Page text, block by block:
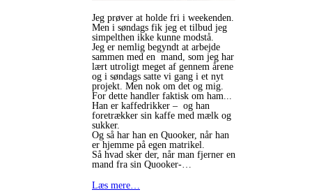
Jeg prøver at holde fri i weekenden.
Men i søndags fik jeg et tilbud jeg
simpelthen ikke kunne modstå.
Jeg er nemlig begyndt at arbejde
sammen med en mand, som jeg har
lært utroligt meget af gennem årene
og i søndags satte vi gang i et nyt
projekt. Men nok om det og mig.
For dette handler faktisk om ham...
Han er kaffedrikker – og han
foretrækker sin kaffe med mælk og
sukker.
Og så har han en Quooker, når han
er hjemme på egen matrikel.
Så hvad sker der, når man fjerner en
mand fra sin Quooker-…
Læs mere…